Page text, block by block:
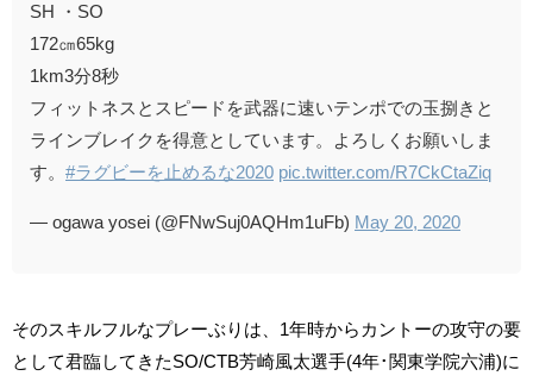
SH ・SO
172㎝65kg
1km3分8秒
フィットネスとスピードを武器に速いテンポでの玉捌きと
ラインブレイクを得意としています。よろしくお願いしま
す。 #ラグビーを止めるな2020 pic.twitter.com/R7CkCtaZiq
— ogawa yosei (@FNwSuj0AQHm1uFb) May 20, 2020
そのスキルフルなプレーぶりは、1年時からカントーの攻守の要
として君臨してきたSO/CTB芳崎風太選手(4年･関東学院六浦)に